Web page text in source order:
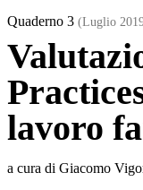
Quaderno 3 (Luglio
lavoro
a cura di Giacomo